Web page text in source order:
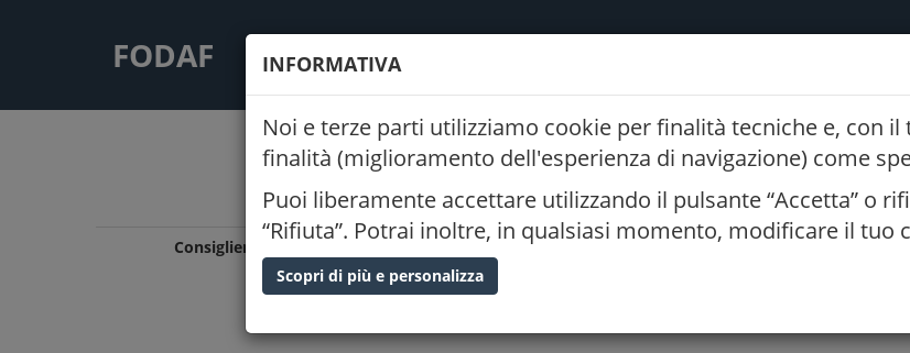
INFORMATIVA
Noi e terze parti utilizziamo cookie per finalità tecniche e, con
finalità (miglioramento dell'esperienza di navigazione) come
Puoi liberamente accettare utilizzando il pulsante “Accetta” o
“Rifiuta”. Potrai inoltre, in qualsiasi momento, modificare il tuo
Scopri di più e personalizza
FODAF CONSIGLIO
CONSIGLIO TERRITORIALE DI
Consiglieri